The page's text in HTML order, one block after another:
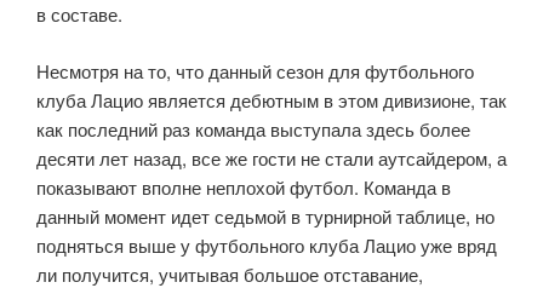
в составе.
Несмотря на то, что данный сезон для футбольного
клуба Лацио является дебютным в этом дивизионе, так
как последний раз команда выступала здесь более
десяти лет назад, все же гости не стали аутсайдером, а
показывают вполне неплохой футбол. Команда в
данный момент идет седьмой в турнирной таблице, но
подняться выше у футбольного клуба Лацио уже вряд
ли получится, учитывая большое отставание,